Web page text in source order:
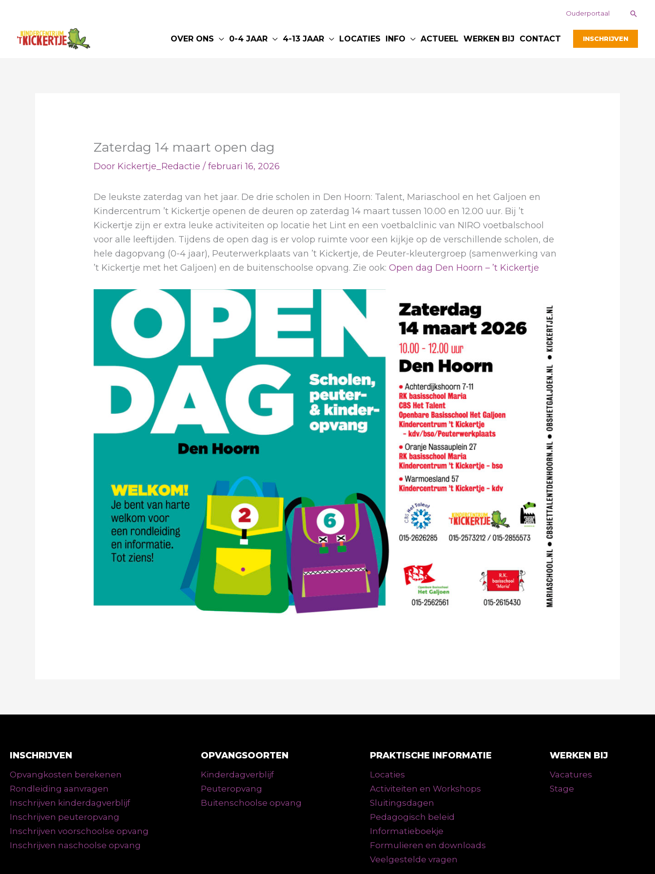
inhoud
Ouderportaal
OVER ONS 0-4 JAAR 4-13 JAAR LOCATIES INFO ACTUEEL WERKEN BIJ CONTACT INSCHRIJVEN
Zaterdag 14 maart open dag
Door Kickertje_Redactie/februari 16, 2026
De leukste zaterdag van het jaar. De drie scholen in Den Hoorn: Talent, Mariaschool en het Galjoen en
Kindercentrum ’t Kickertje openen de deuren op zaterdag 14 maart tussen 10.00 en 12.00 uur. Bij ’t
Kickertje zijn er extra leuke activiteiten op locatie het Lint en een voetbalclinic van NIRO voetbalschool
voor alle leeftijden. Tijdens de open dag is er volop ruimte voor een kijkje op de verschillende scholen, de
hele dagopvang (0-4 jaar), Peuterwerkplaats van ’t Kickertje, de Peuter-kleutergroep (samenwerking van
’t Kickertje met het Galjoen) en de buitenschoolse opvang. Zie ook:Open dag Den Hoorn – ’t Kickertje
INSCHRIJVEN
Opvangkosten berekenen
Rondleiding aanvragen
Inschrijven kinderdagverblijf
Inschrijven peuteropvang
Inschrijven voorschoolse opvang
Inschrijven naschoolse opvang
OPVANGSOORTEN
Kinderdagverblijf
Peuteropvang
Buitenschoolse opvang
PRAKTISCHE INFORMATIE
Locaties
Activiteiten en Workshops
Sluitingsdagen
Pedagogisch beleid
Informatieboekje
Formulieren en downloads
Veelgestelde vragen
WERKEN BIJ
Vacatures
Stage